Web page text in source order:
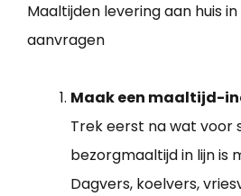
Maaltijden levering aan huis
aanvragen
Maak een maaltijd-
Trek eerst na wat voor
bezorgmaaltijd in lijn is
Dagvers, koelvers,